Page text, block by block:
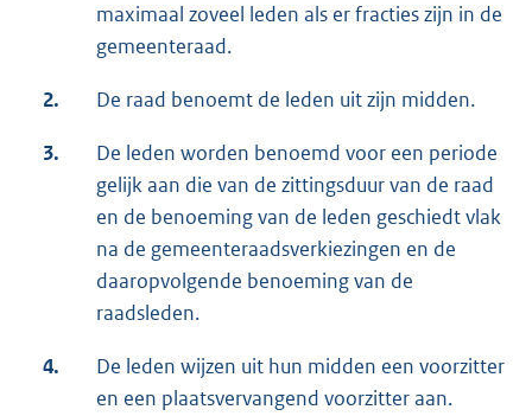
maximaal zoveel leden als er fracties zijn in de
gemeenteraad.
2. De raad benoemt de leden uit zijn midden.
3.
De leden worden benoemd voor een periode
gelijk aan die van de zittingsduur van de raad
en de benoeming van de leden geschiedt vlak
na de gemeenteraadsverkiezingen en de
daaropvolgende benoeming van de
raadsleden.
4.
De leden wijzen uit hun midden een voorzitter
en een plaatsvervangend voorzitter aan.